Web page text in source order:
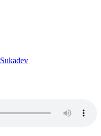
Sukadev